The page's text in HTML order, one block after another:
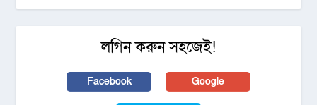
লগিন করুন সহজেই!
Facebook Google